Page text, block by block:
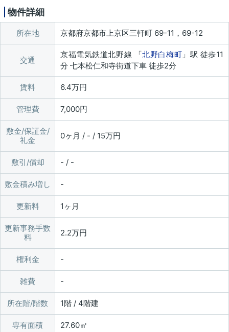
物件詳細
所在地 京都府京都市上京区三軒町 69-11，69-12
交通
京福電気鉄道北野線 「北野白梅町 」駅 徒歩11
分 七本松仁和寺街道下車 徒歩2分
賃料 6.4万円
管理費 7,000円
敷金/保証金/
礼金
0ヶ月 / - / 15万円
敷引/償却 - / -
敷金積み増し
更新料 1ヶ月
更新事務手数
料
2.2万円
権利金
雑費
所在階/階数 1階 / 4階建
専有面積 27.60㎡